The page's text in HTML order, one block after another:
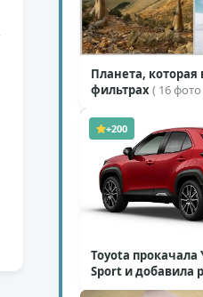
Планета, которая
фильтрах( 16 фото
+200
Toyota прокачала
Sport и добавила
Harrier( 5 фото )